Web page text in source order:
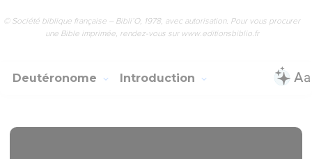
© Société biblique française – Bibli’O, 1978, avec autorisation. Pour vous procurer
une Bible imprimée, rendez-vous sur www.editionsbiblio.fr
Deutéronome Introduction